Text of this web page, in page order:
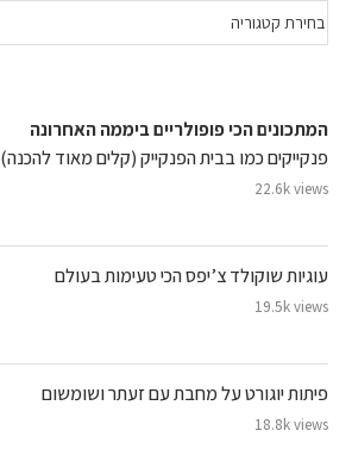
המתכונים הכי פופולריים ביממה האחרונה
פנקייקים כמו בבית הפנקייק (קלים מאוד להכנה)
22.6k views
עוגיות שוקולד צ’יפס הכי טעימות בעולם
19.5k views
פיתות יוגורט על מחבת עם זעתר ושומשום
18.8k views